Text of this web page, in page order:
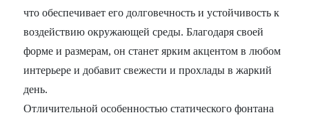
что обеспечивает его долговечность и устойчивость к
воздействию окружающей среды. Благодаря своей
форме и размерам, он станет ярким акцентом в любом
интерьере и добавит свежести и прохлады в жаркий
день.
Отличительной особенностью статического фонтана